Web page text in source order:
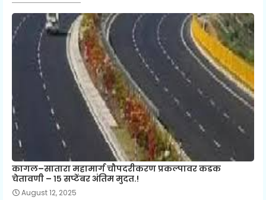
कागल–सातारा महामार्ग चौपदरीकरण प्रकल्पावर कडक
चेतावणी – १५ सप्टेंबर अंतिम मुदत.!
August 12, 2025